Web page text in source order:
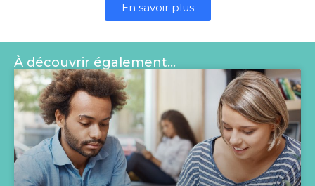
En savoir plus
À découvrir également…